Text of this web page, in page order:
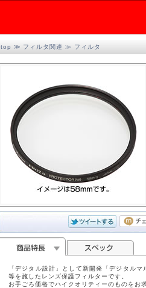
top ≫ フィルタ関連 ≫ フィルタ
「デジタル設計」として新開発「デジタル
等を施したレンズ保護フィルターです。
お手ごろ価格でハイクオリティーのものをお